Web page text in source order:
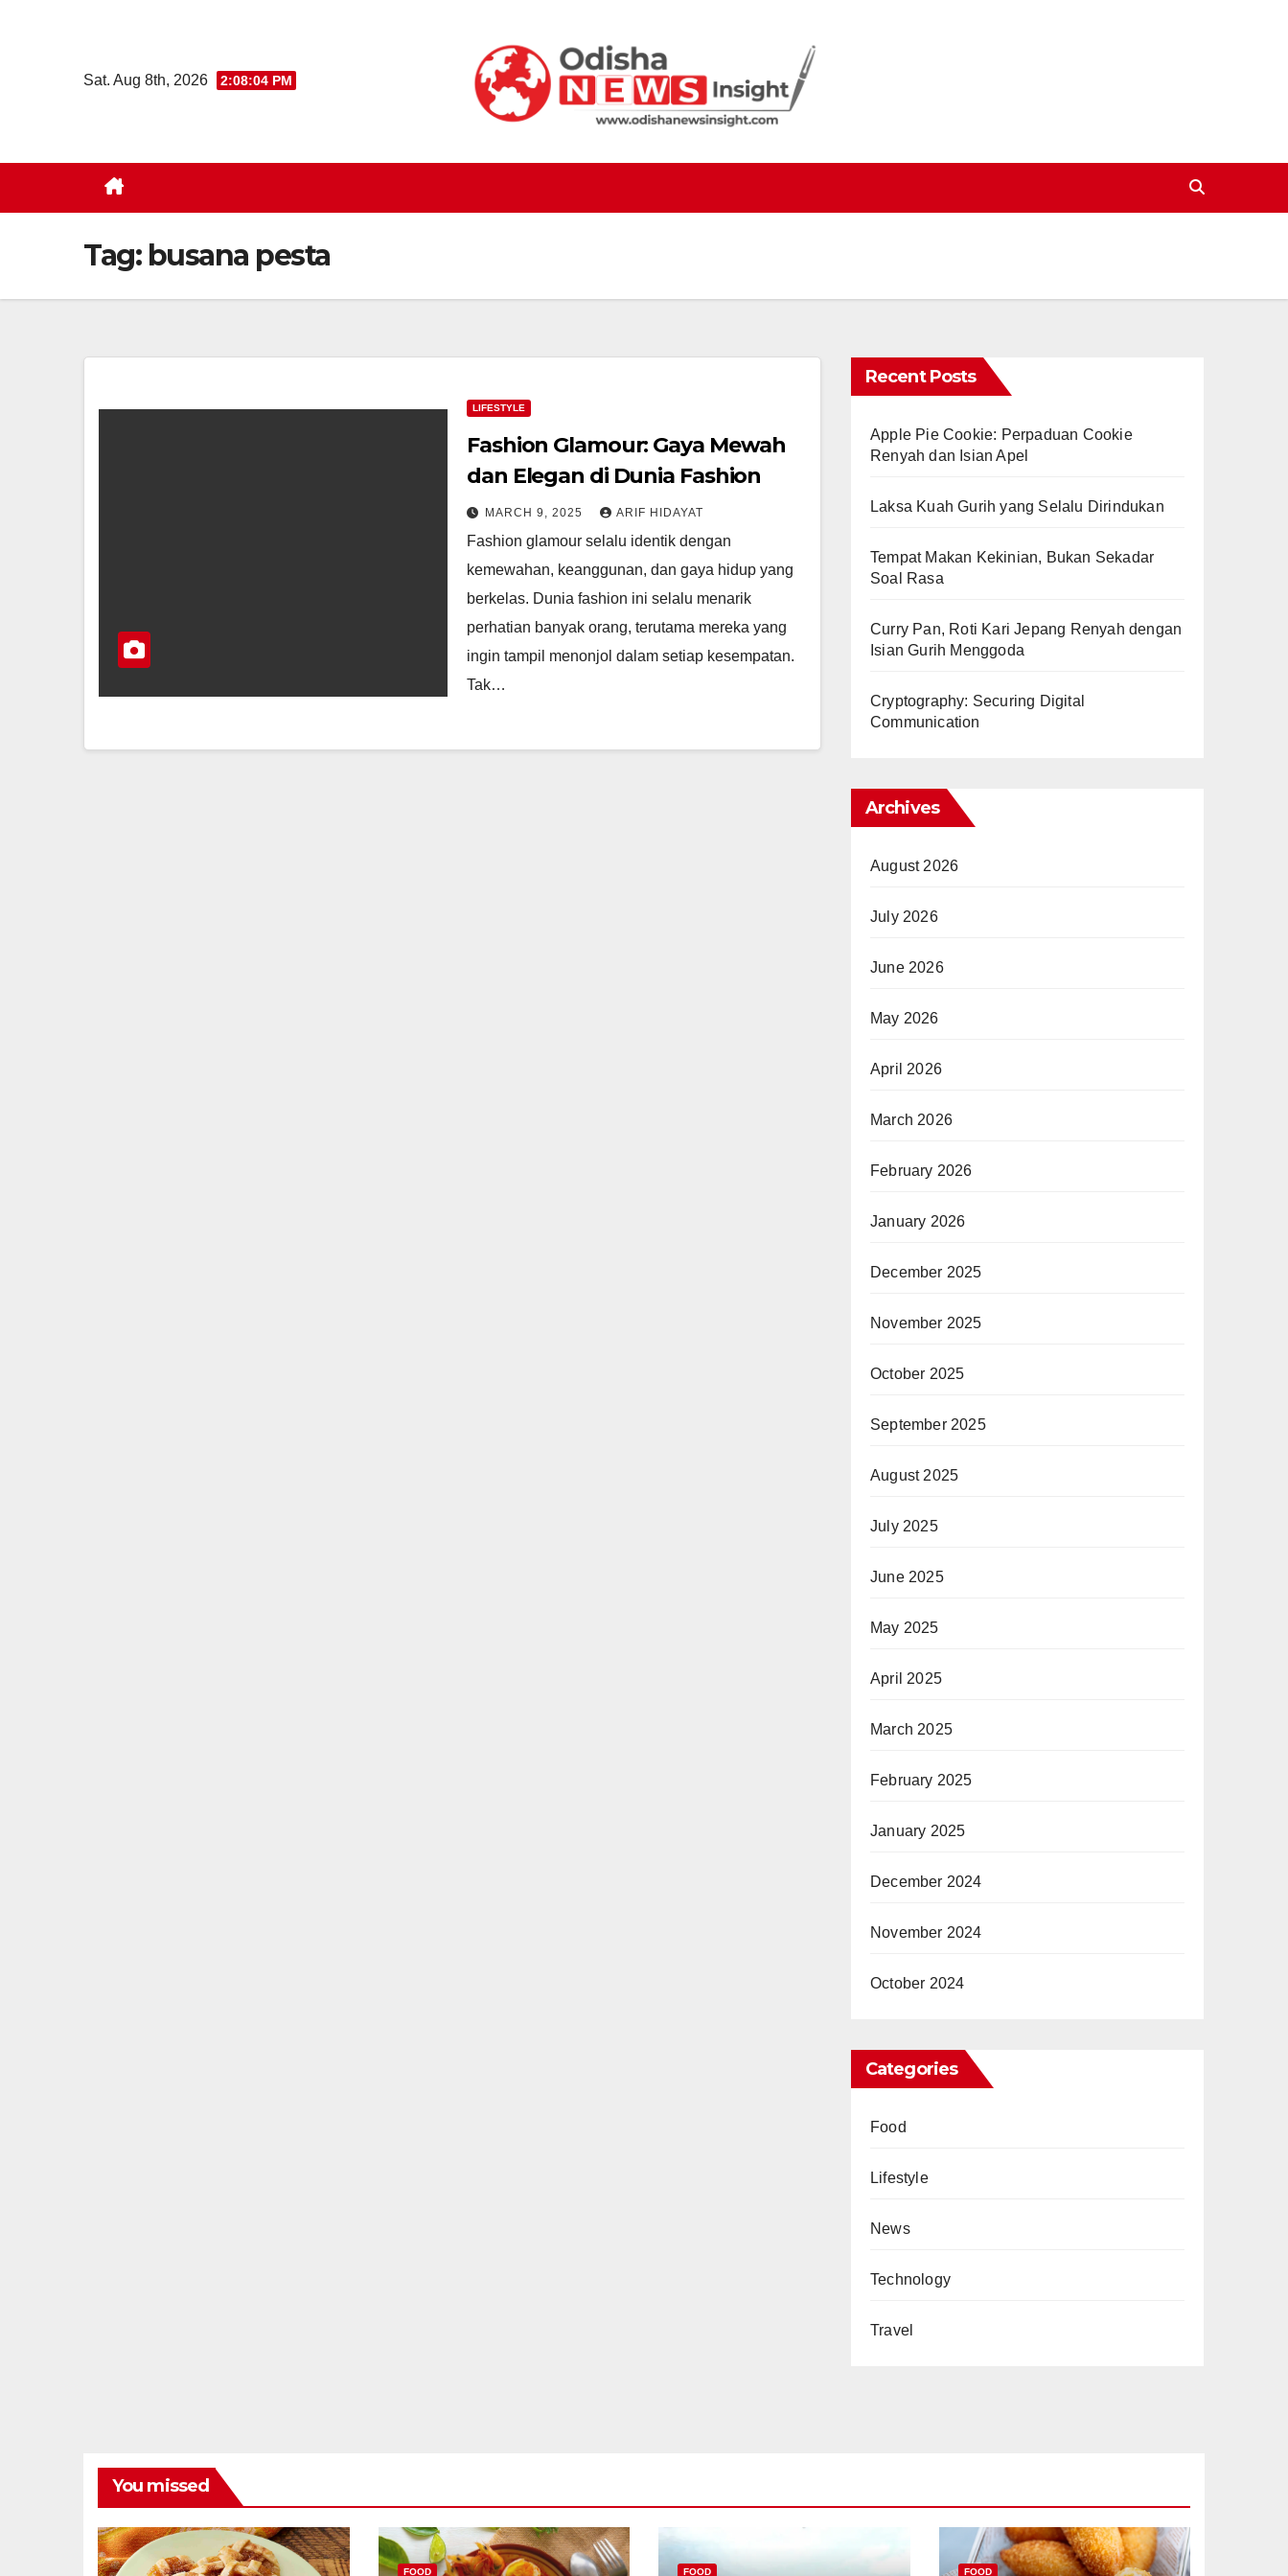
Sat. Aug 8th, 2026 2:08:04 PM
Tag: busana pesta
LIFESTYLE
Fashion Glamour: Gaya Mewah
dan Elegan di Dunia Fashion
MARCH 9, 2025 ARIF HIDAYAT
Fashion glamour selalu identik dengan
kemewahan, keanggunan, dan gaya hidup yang
berkelas. Dunia fashion ini selalu menarik
perhatian banyak orang, terutama mereka yang
ingin tampil menonjol dalam setiap kesempatan.
Tak…
Recent Posts
Apple Pie Cookie: Perpaduan Cookie
Renyah dan Isian Apel
Laksa Kuah Gurih yang Selalu Dirindukan
Tempat Makan Kekinian, Bukan Sekadar
Soal Rasa
Curry Pan, Roti Kari Jepang Renyah dengan
Isian Gurih Menggoda
Cryptography: Securing Digital
Communication
Archives
August 2026
July 2026
June 2026
May 2026
April 2026
March 2026
February 2026
January 2026
December 2025
November 2025
October 2025
September 2025
August 2025
July 2025
June 2025
May 2025
April 2025
March 2025
February 2025
January 2025
December 2024
November 2024
October 2024
Categories
Food
Lifestyle
News
Technology
Travel
You missed
FOOD FOOD FOOD